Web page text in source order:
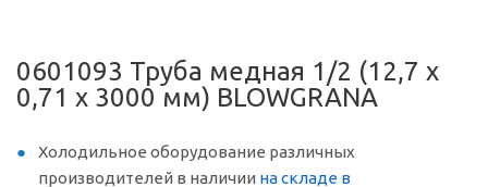
0601093 Труба медная 1/2 (12,7 х
0,71 х 3000 мм) BLOWGRANA
Холодильное оборудование различных
производителей в наличии на складе в